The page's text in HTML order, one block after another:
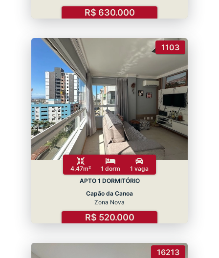
R$ 630.000
1103
4.47m² 1 dorm
1 vaga
APTO 1 DORMITÓRIO
Capão da Canoa
Zona Nova
R$ 520.000
16213